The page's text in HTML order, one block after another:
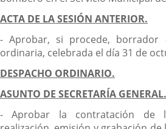
ACTA DE LA SESIÓN ANTERIOR.
- Aprobar, si procede, borrador
ordinaria, celebrada el día 31 de
DESPACHO ORDINARIO.
ASUNTO DE SECRETARÍA GENERAL.
- Aprobar la contratación de